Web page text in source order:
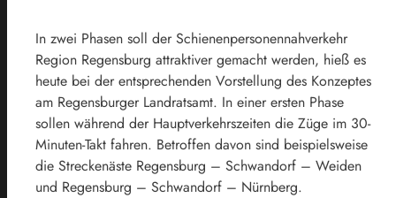
In zwei Phasen soll der Schienenpersonennahverkehr
Region Regensburg attraktiver gemacht werden, hieß es
heute bei der entsprechenden Vorstellung des Konzeptes
am Regensburger Landratsamt. In einer ersten Phase
sollen während der Hauptverkehrszeiten die Züge im 30-
Minuten-Takt fahren. Betroffen davon sind beispielsweise
die Streckenäste Regensburg – Schwandorf – Weiden
und Regensburg – Schwandorf – Nürnberg.